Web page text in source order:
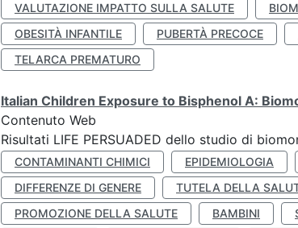
VALUTAZIONE IMPATTO SULLA SALUTE
OBESITÀ INFANTILE
PUBERTÀ PRECOCE
TELARCA PREMATURO
Italian Children Exposure to Bisphenol A:
Contenuto Web
Risultati LIFE PERSUADED dello studio di
CONTAMINANTI CHIMICI EPIDEMIOLOGIA
DIFFERENZE DI GENERE
TUTELA DELLA
PROMOZIONE DELLA SALUTE
BAMBINI